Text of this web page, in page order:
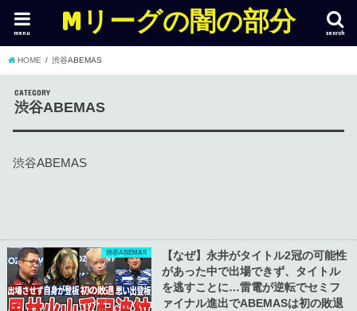
Mリーグの闇の部分 search
menu
HOME 渋谷ABEMAS
CATEGORY
渋谷ABEMAS
渋谷ABEMAS
渋谷ABEMAS
【なぜ】永井がタイトル2冠の可能性
があった中で出場できず、タイトル
を逃すことに…雷電が逆転でセミフ
ァイナル進出でABEMASは初の敗退